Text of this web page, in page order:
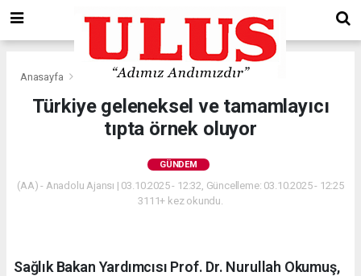
Anasayfa Gündem
Türkiye geleneksel ve tamamlayıcı
tıpta örnek oluyor
GÜNDEM
(AA) - Anadolu Ajansı | 03.10.2025 - 12:32, Güncelleme: 03.10.2025 - 12:25
3111+ kez okundu.
Sağlık Bakan Yardımcısı Prof. Dr. Nurullah Okumuş,